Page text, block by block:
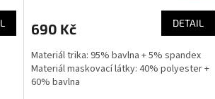
690 Kč DETAIL
Materiál trika: 95% bavlna + 5% spandex
Materiál maskovací látky: 40% polyester +
60% bavlna